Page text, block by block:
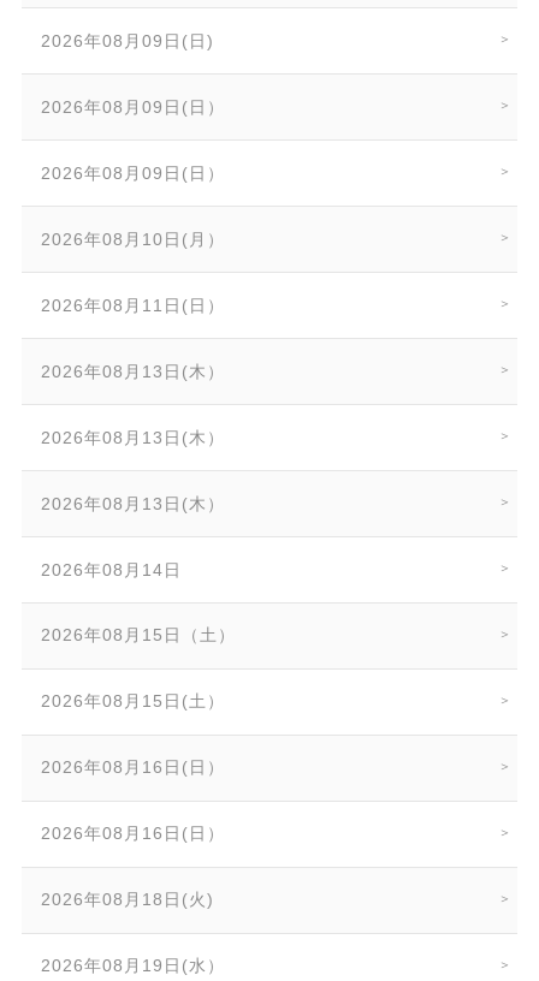
2026年08月09日(日)
2026年08月09日(日）
2026年08月09日(日）
2026年08月10日(月）
2026年08月11日(日）
2026年08月13日(木）
2026年08月13日(木）
2026年08月13日(木）
2026年08月14日
2026年08月15日（土）
2026年08月15日(土）
2026年08月16日(日）
2026年08月16日(日）
2026年08月18日(火)
2026年08月19日(水）